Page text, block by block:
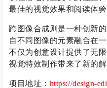
最佳的视觉效果和阅读体验
跨图像合成则是一种创新
自不同图像的元素融合在
不仅为创意设计提供了无
视觉特效制作带来了新的解
项目地址： https://design-